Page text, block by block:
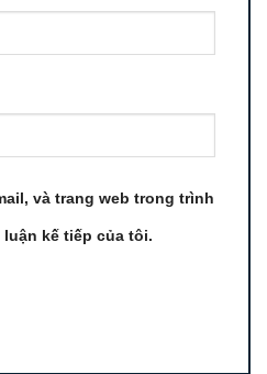
và trang web trong trình
kế tiếp của tôi.